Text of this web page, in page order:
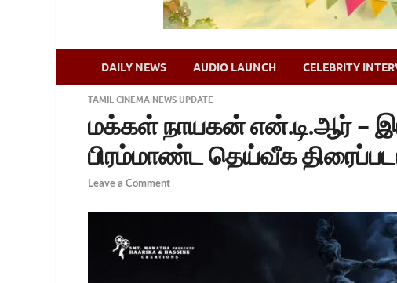
DAILY NEWS AUDIO LAUNCH CELEBRITY
TAMIL CINEMA NEWS UPDATE
மக்கள் நாயகன் என்.டி.ஆர் –
பிரம்மாண்ட தெய்வீக
Leave a Comment